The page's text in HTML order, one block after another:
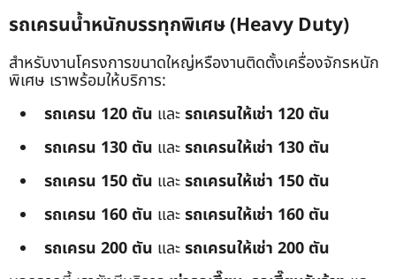
รถเครนน้ำหนักบรรทุกพิเศษ (Heavy Duty)
สำหรับงานโครงการขนาดใหญ่หรืองานติดตั้งเครื่องจักรหนัก
พิเศษ เราพร้อมให้บริการ:
รถเครน 120 ตัน และรถเครนให้เช่า 120 ตัน
รถเครน 130 ตัน และรถเครนให้เช่า 130 ตัน
รถเครน 150 ตัน และรถเครนให้เช่า 150 ตัน
รถเครน 160 ตัน และรถเครนให้เช่า 160 ตัน
รถเครน 200 ตัน และรถเครนให้เช่า 200 ตัน